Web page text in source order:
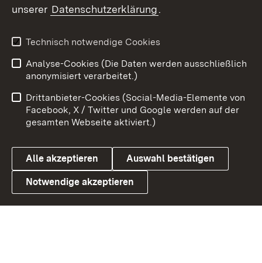
X / Twitter
Youtube
Link zum Landesportal
Benutzungshinweise
Barrierefreiheit
Datenschutz
Cookies
unserer Datenschutzerklärung.
Technisch notwendige Cookies
Analyse-Cookies (Die Daten werden ausschließlich
anonymisiert verarbeitet.)
Drittanbieter-Cookies (Social-Media-Elemente von
Facebook, X / Twitter und Google werden auf der
gesamten Webseite aktiviert.)
Alle akzeptieren Auswahl bestätigen
Notwendige akzeptieren